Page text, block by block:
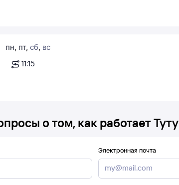
пн, пт, сб, вс
11:15
о том, как работает Туту
Электронная почта